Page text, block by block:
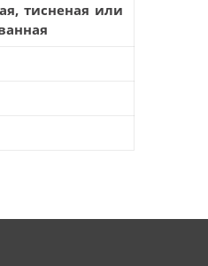
тисненая или